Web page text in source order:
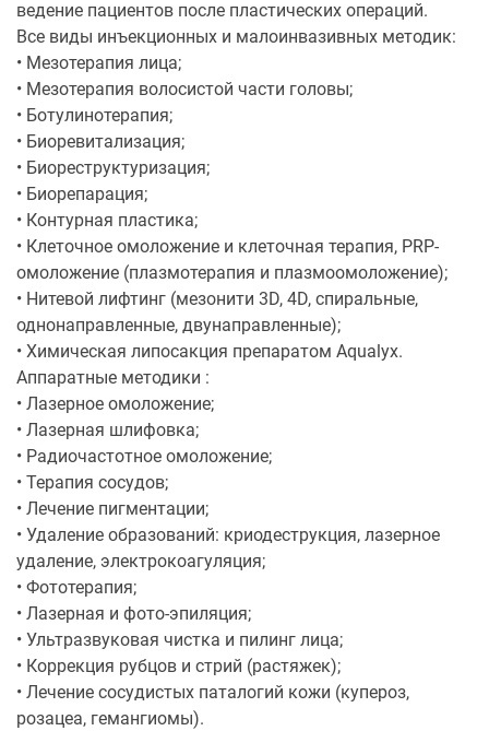
ведение пациентов после пластических операций.
Все виды инъекционных и малоинвазивных методик:
• Мезотерапия лица;
• Мезотерапия волосистой части головы;
• Ботулинотерапия;
• Биоревитализация;
• Биореструктуризация;
• Биорепарация;
• Контурная пластика;
• Клеточное омоложение и клеточная терапия, PRP-
омоложение (плазмотерапия и плазмоомоложение);
• Нитевой лифтинг (мезонити 3D, 4D, спиральные,
однонаправленные, двунаправленные);
• Химическая липосакция препаратом Aqualyx.
Аппаратные методики :
• Лазерное омоложение;
• Лазерная шлифовка;
• Радиочастотное омоложение;
• Терапия сосудов;
• Лечение пигментации;
• Удаление образований: криодеструкция, лазерное
удаление, электрокоагуляция;
• Фототерапия;
• Лазерная и фото-эпиляция;
• Ультразвуковая чистка и пилинг лица;
• Коррекция рубцов и стрий (растяжек);
• Лечение сосудистых паталогий кожи (купероз,
розацеа, гемангиомы).